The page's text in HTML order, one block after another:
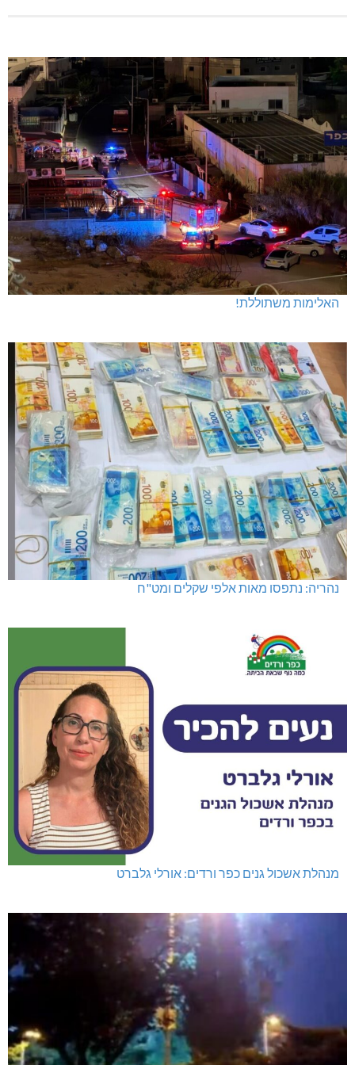
האלימות משתוללת!
נהריה: נתפסו מאות אלפי שקלים ומט"ח
מנהלת אשכול גנים כפר ורדים: אורלי גלברט